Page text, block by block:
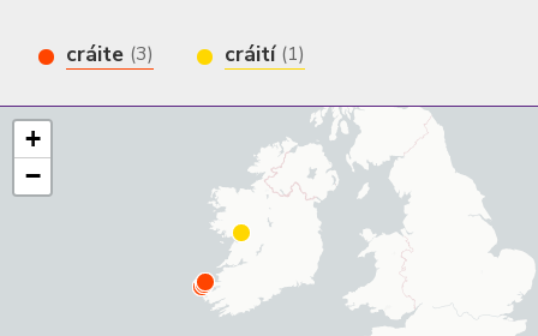
cráite (3) cráití (1)
+
−